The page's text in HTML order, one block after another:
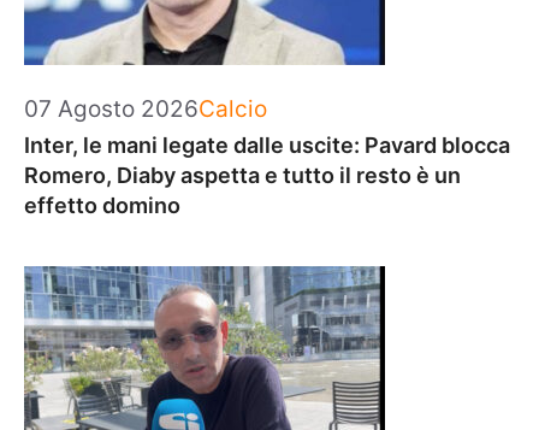
07 Agosto 2026Categorie
Calcio
Inter, le mani legate dalle uscite: Pavard blocca
Romero, Diaby aspetta e tutto il resto è un
effetto domino